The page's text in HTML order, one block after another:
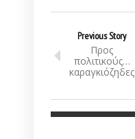
Previous Story
Προς
πολιτικούς…
καραγκιόζηδες